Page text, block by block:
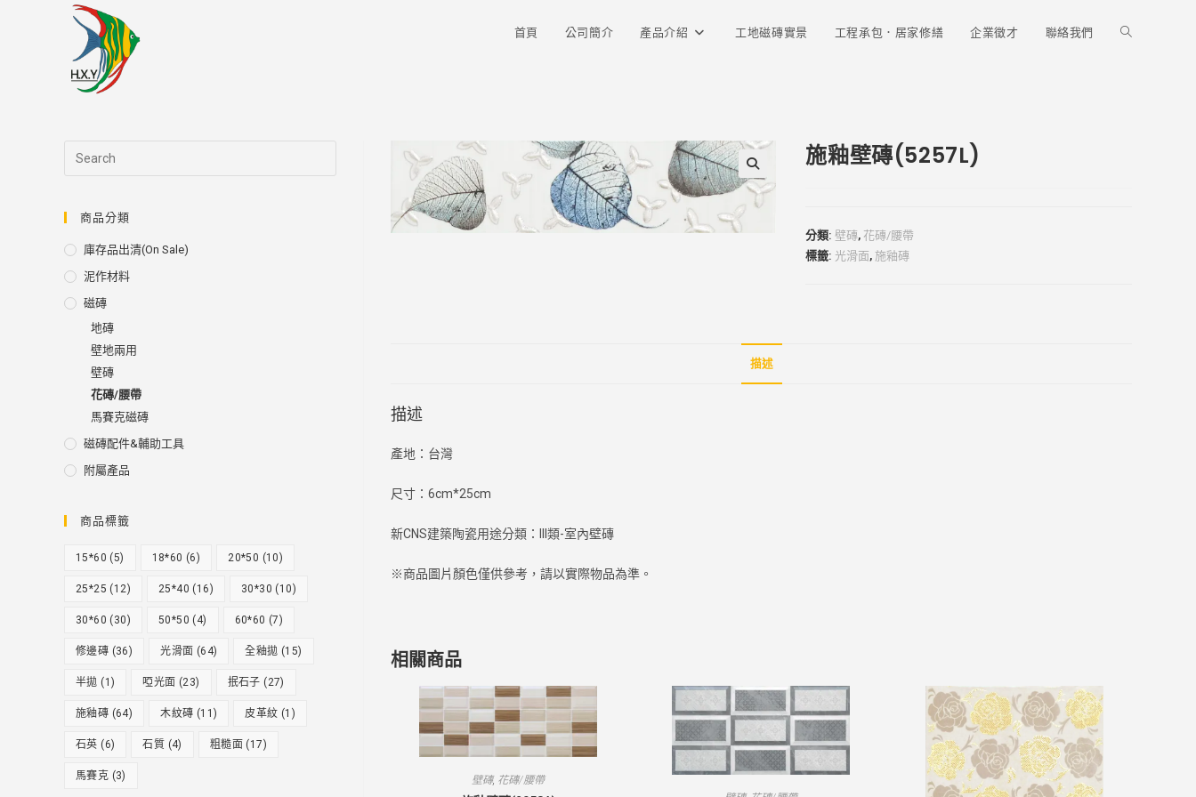
首頁 公司簡介 產品介紹 工地磁磚實景 工程承包．居家修繕 企業徵才 聯絡我們 Toggle
施釉壁磚(5257L)
分類:壁磚, 花磚/腰帶
標籤: 光滑面,施釉磚
描述
描述
產地：台灣
尺寸：6cm*25cm
新CNS建築陶瓷用途分類：III類-室內壁磚
※商品圖片顏色僅供參考，請以實際物品為準。
相關商品
壁磚, 花磚/腰帶
商品分類
庫存品出清(on Sale)
泥作材料
磁磚
地磚
壁地兩用
壁磚
花磚/腰帶
馬賽克磁磚
磁磚配件&輔助工具
附屬產品
商品標籤
15*60 (5) 18*60 (6) 20*50 (10)
25*25 (12) 25*40 (16) 30*30 (10)
30*60 (30) 50*50 (4) 60*60 (7)
修邊磚 (36) 光滑面 (64) 全釉拋 (15)
半拋 (1) 啞光面 (23) 抿石子 (27)
施釉磚 (64) 木紋磚 (11) 皮革紋 (1)
石英 (6) 石質 (4) 粗糙面 (17)
馬賽克 (3)